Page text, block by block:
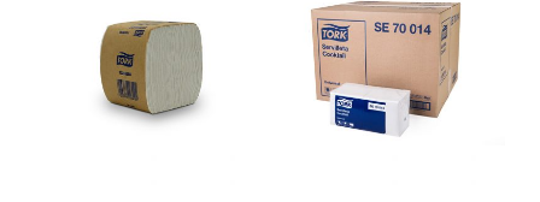
producto